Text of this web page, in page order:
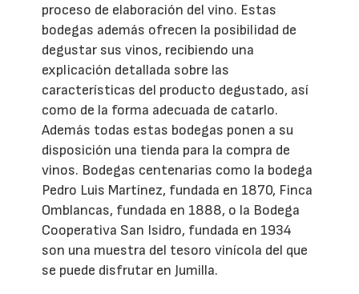
proceso de elaboración del vino. Estas
bodegas además ofrecen la posibilidad de
degustar sus vinos, recibiendo una
explicación detallada sobre las
características del producto degustado, así
como de la forma adecuada de catarlo.
Además todas estas bodegas ponen a su
disposición una tienda para la compra de
vinos. Bodegas centenarias como la bodega
Pedro Luis Martínez, fundada en 1870, Finca
Omblancas, fundada en 1888, o la Bodega
Cooperativa San Isidro, fundada en 1934
son una muestra del tesoro vinícola del que
se puede disfrutar en Jumilla.